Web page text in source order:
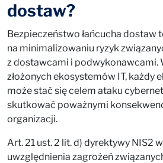
dostaw?
Bezpieczeństwo łańcucha dostaw
na minimalizowaniu ryzyk
z dostawcami i podwykonawcami.
złożonych ekosystemów IT, każdy
może stać się celem ataku
skutkować poważnymi
organizacji.
Art. 21 ust. 2 lit. d) dyrektywy NIS2
uwzględnienia zagrożeń